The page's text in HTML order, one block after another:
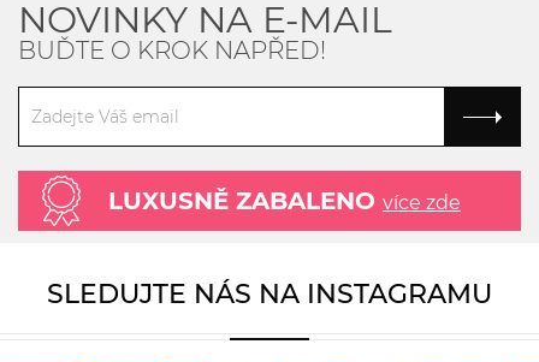
NOVINKY NA E-MAIL
BUĎTE O KROK NAPŘED!
LUXUSNĚ ZABALENO více zde
SLEDUJTE NÁS NA INSTAGRAMU